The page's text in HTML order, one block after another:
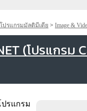
โปรแกรมมัลติมีเดีย > Image &
(โปรแกรม